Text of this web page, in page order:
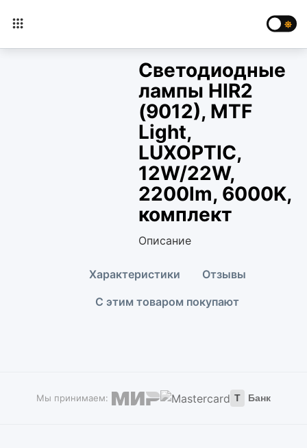
Светодиодные
лампы HIR2
(9012), MTF
Light,
LUXOPTIC,
12W/22W,
2200lm, 6000K,
комплект
Описание
Характеристики
Отзывы
С этим товаром покупают
Мы принимаем: Т Банк